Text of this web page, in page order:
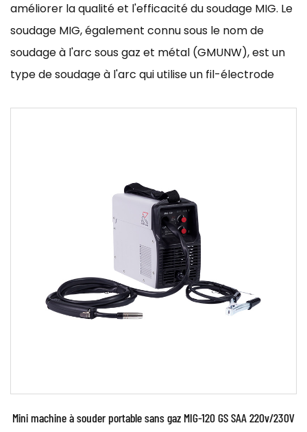
améliorer la qualité et l'efficacité du soudage MIG. Le
soudage MIG, également connu sous le nom de
soudage à l'arc sous gaz et métal (GMUNW), est un
type de soudage à l'arc qui utilise un fil-électrode
courant à haute fréquence pour activer et
désactiver le fil-électrode pendant son alimentation
dans le pistolet de soudage. Cela permet au soudeur
de contrôler la chaleur et l'arc plus précisément, ce
qui peut améliorer la qualité de la soudure et réduire
la quantité de projections et de fumée produites
pendant le processus de soudage.
de leur capacité à produire des soudures de haute
Mini machine à souder portable sans gaz MIG-120 GS SAA 220v/230V